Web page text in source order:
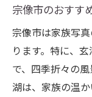
宗像市のおすす
宗像市は家族写
ります。特に、
で、四季折々の
湖は、家族の温